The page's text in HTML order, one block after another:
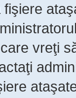
vreţi